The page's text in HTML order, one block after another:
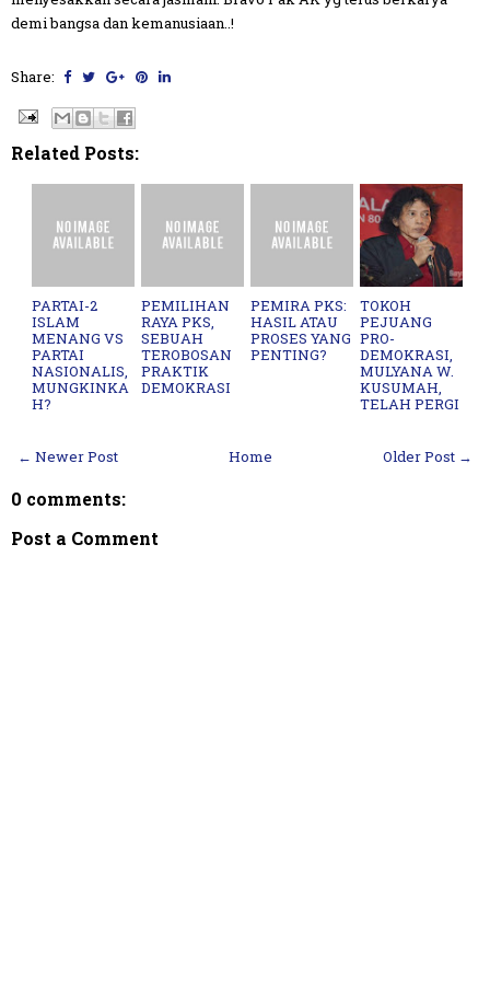
demi bangsa dan kemanusiaan..!
Share:
Related Posts:
PARTAI-2
ISLAM
MENANG VS
PARTAI
NASIONALIS,
MUNGKINKA
H?
PEMILIHAN
RAYA PKS,
SEBUAH
TEROBOSAN
PRAKTIK
DEMOKRASI
PEMIRA PKS:
HASIL ATAU
PROSES YANG
PENTING?
TOKOH
PEJUANG
PRO-
DEMOKRASI,
MULYANA W.
KUSUMAH,
TELAH PERGI
← Newer Post Older Post →
Home
0 comments:
Post a Comment